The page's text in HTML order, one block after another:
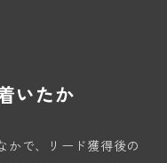
いたか
かで、リード獲得後の